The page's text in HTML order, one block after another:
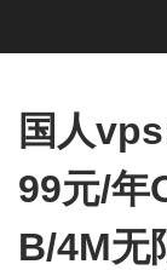
国人
99元/年
B/4M无